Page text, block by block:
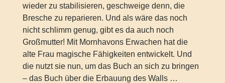
wieder zu stabilisieren, geschweige denn, die
Bresche zu reparieren. Und als wäre das noch
nicht schlimm genug, gibt es da auch noch
Großmutter! Mit Mornhavons Erwachen hat die
alte Frau magische Fähigkeiten entwickelt. Und
die nutzt sie nun, um das Buch an sich zu bringen
– das Buch über die Erbauung des Walls …